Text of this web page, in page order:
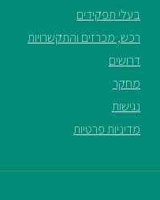
בעלי תפקידים
רכש, מכרזים והתקשרויות
דרושים
מחקר
נגישות
מדיניות פרטיות